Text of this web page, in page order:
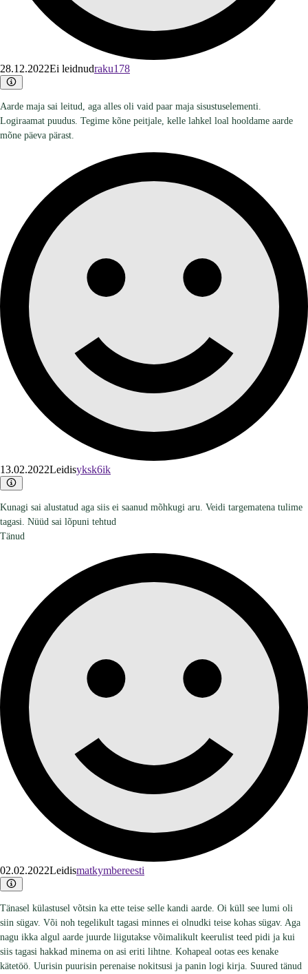
28.12.2022Ei leidnudraku178
Aarde maja sai leitud, aga alles oli vaid paar maja sisustuselementi.
Logiraamat puudus. Tegime kõne peitjale, kelle lahkel loal hooldame aarde
mõne päeva pärast.
13.02.2022Leidisyksk6ik
Kunagi sai alustatud aga siis ei saanud mõhkugi aru. Veidi targematena tulime
tagasi. Nüüd sai lõpuni tehtud
Tänud
02.02.2022Leidismatkymbereesti
Tänasel külastusel võtsin ka ette teise selle kandi aarde. Oi küll see lumi oli
siin sügav. Või noh tegelikult tagasi minnes ei olnudki teise kohas sügav. Aga
nagu ikka algul aarde juurde liigutakse võimalikult keerulist teed pidi ja kui
siis tagasi hakkad minema on asi eriti lihtne. Kohapeal ootas ees kenake
kätetöö. Uurisin puurisin perenaise nokitsusi ja panin logi kirja. Suured tänud